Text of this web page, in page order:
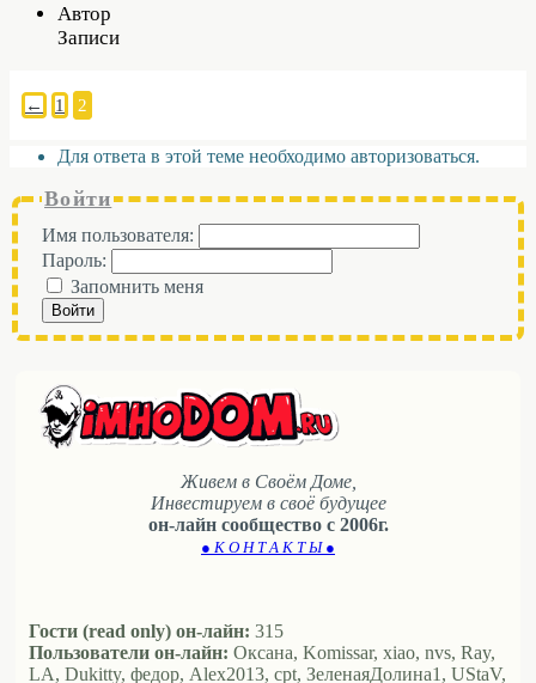
Автор
Записи
← 1 2
Для ответа в этой теме необходимо авторизоваться.
Войти
Имя пользователя:
Пароль:
Запомнить меня
Войти
Живем в Своём Доме,
Инвестируем в своё будущее
он-лайн сообщество с 2006г.
● К О Н Т А К Т Ы ●
Гости (read only) он-лайн: 315
Пользователи он-лайн: Оксана, Komissar, xiao, nvs, Ray,
LA, Dukitty, федор, Alex2013, cpt, ЗеленаяДолина1, UStaV,